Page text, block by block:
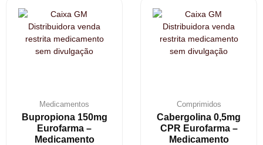
Medicamentos
Bupropiona 150mg
Eurofarma –
Medicamento
Comprimidos
Cabergolina 0,5mg
CPR Eurofarma –
Medicamento